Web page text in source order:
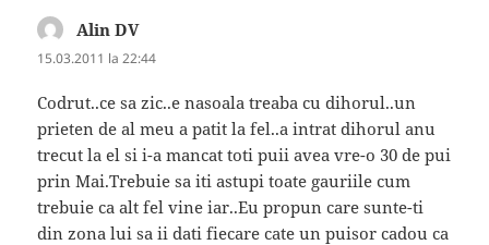
Alin DVspune:
15.03.2011 la 22:44
Codrut..ce sa zic..e nasoala treaba cu dihorul..un
prieten de al meu a patit la fel..a intrat dihorul anu
trecut la el si i-a mancat toti puii avea vre-o 30 de pui
prin Mai.Trebuie sa iti astupi toate gauriile cum
trebuie ca alt fel vine iar..Eu propun care sunte-ti
din zona lui sa ii dati fiecare cate un puisor cadou ca